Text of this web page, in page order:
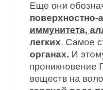
Еще они
поверхностно-
иммунитета,
легких. Самое
органах. И
проникновение
веществ на